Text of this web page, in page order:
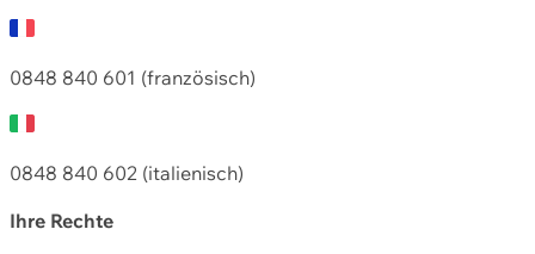
0848 840 601 (französisch)
0848 840 602 (italienisch)
Ihre Rechte